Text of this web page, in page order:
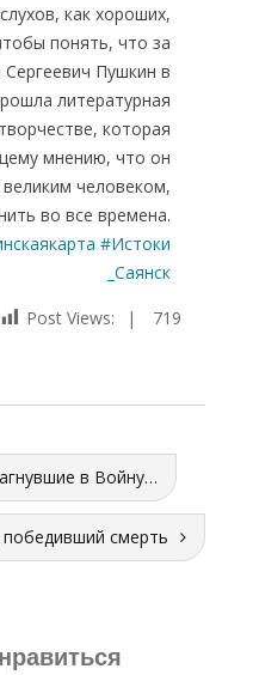
как хороших,
понять, что за
Пушкин в
литературная
которая
мнению, что он
человеком,
во все времена.
#Истоки
_Саянск
Post Views:
719
в Войну…
смерть